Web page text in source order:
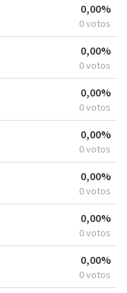
0,00%
0 votos
0,00%
0 votos
0,00%
0 votos
0,00%
0 votos
0,00%
0 votos
0,00%
0 votos
0,00%
0 votos